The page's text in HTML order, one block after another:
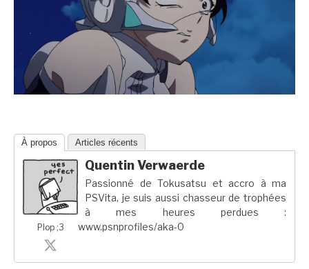
À propos Articles récents
Plop ;3
Quentin Verwaerde
Passionné de Tokusatsu et accro à ma
PSVita, je suis aussi chasseur de trophées
à mes heures perdues :
www.psnprofiles/aka-0